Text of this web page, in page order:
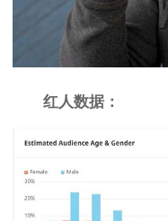
红人数据：